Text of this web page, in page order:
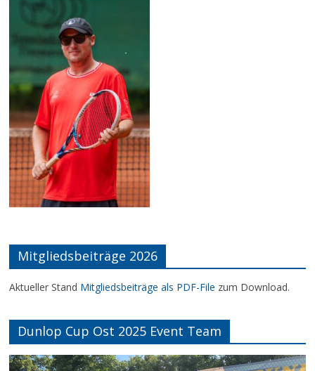
Mitgliedsbeiträge 2026
Aktueller Stand Mitgliedsbeiträge als PDF-File zum Download.
Dunlop Cup Ost 2025 Event Team